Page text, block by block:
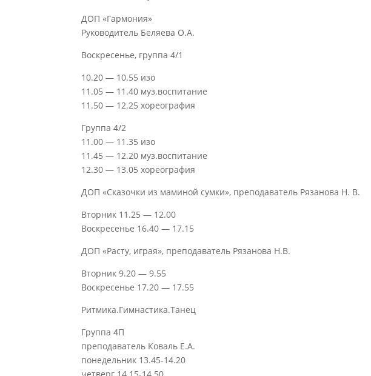
ДОП «Гармония»
Руководитель Беляева О.А.
Воскресенье, группа 4/1
10.20 — 10.55 изо
11.05 — 11.40 муз.воспитание
11.50 — 12.25 хореография
Группа 4/2
11.00 — 11.35 изо
11.45 — 12.20 муз.воспитание
12.30 — 13.05 хореография
ДОП «Сказочки из маминой сумки», преподаватель Рязанова Н. В.
Вторник 11.25 — 12.00
Воскресенье 16.40 — 17.15
ДОП «Расту, играя», преподаватель Рязанова Н.В.
Вторник 9.20 — 9.55
Воскресенье 17.20 — 17.55
Ритмика.Гимнастика.Танец
Группа 4П
преподаватель Коваль Е.А.
понедельник 13.45-14.20